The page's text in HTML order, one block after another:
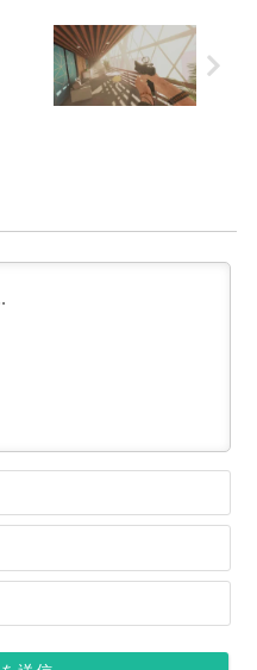
前
任
)
ル